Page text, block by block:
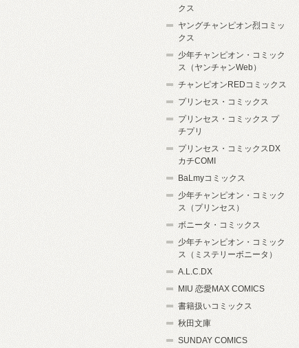
クス
ヤングチャンピオン烈コミッ
クス
少年チャンピオン・コミック
ス（ヤンチャンWeb）
チャンピオンREDコミックス
プリンセス・コミックス
プリンセス・コミックス プ
チプリ
プリンセス・コミックスDX
カチCOMI
BaLmyコミックス
少年チャンピオン・コミック
ス（プリンセス）
ボニータ・コミックス
少年チャンピオン・コミック
ス（ミステリーボニータ）
A.L.C.DX
MIU 恋愛MAX COMICS
書籍扱いコミックス
秋田文庫
SUNDAY COMICS